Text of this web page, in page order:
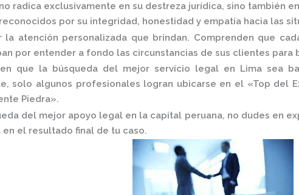
radica exclusivamente en su destreza jurídica, sino también
por su integridad, honestidad y empatía hacia las
la atención personalizada que brindan. Comprenden que
por entender a fondo las circunstancias de sus clientes
que la búsqueda del mejor servicio legal en Lima sea
solo algunos profesionales logran ubicarse en el «Top del
Piedra».
del mejor apoyo legal en la capital peruana, no dudes en
el resultado final de tu caso.